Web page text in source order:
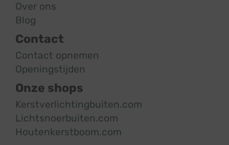
Over ons
Blog
Contact
Contact opnemen
Openingstijden
Onze shops
Kerstverlichtingbuiten.com
Lichtsnoerbuiten.com
Houtenkerstboom.com